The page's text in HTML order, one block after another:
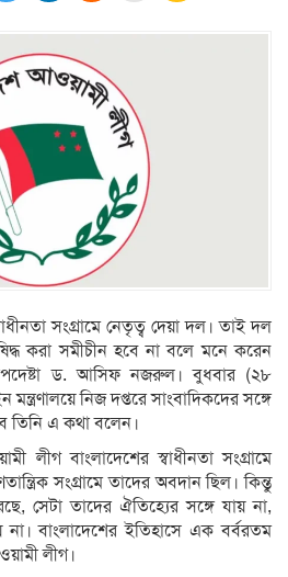
সংগ্রামে নেতৃত্ব দেয়া দল। তাই দল
করা সমীচীন হবে না বলে মনে করেন
ড. আসিফ নজরুল। বুধবার (২৮
নিজ দপ্তরে সাংবাদিকদের সঙ্গে
তিনি এ কথা বলেন।
বাংলাদেশের স্বাধীনতা সংগ্রামে
সংগ্রামে তাদের অবদান ছিল। কিন্তু
সেটা তাদের ঐতিহ্যের সঙ্গে যায় না,
না। বাংলাদেশের ইতিহাসে এক বর্বরতম
লীগ।